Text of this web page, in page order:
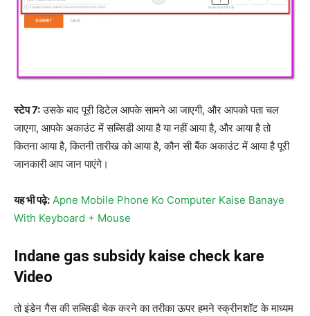
स्टेप 7:उसके बाद पूरी डिटेल आपके सामने आ जाएगी, और आपको पता चल
जाएगा, आपके अकाउंट में सब्सिडी आया है या नहीं आया है, और आया है तो
कितना आया है, कितनी तारीख को आया है, कौन सी बैंक अकाउंट में आया है पूरी
जानकारी आप जान पाएंगे।
यह भी पढ़े: Apne Mobile Phone Ko Computer Kaise Banaye
With Keyboard + Mouse
Indane gas subsidy kaise check kare
Video
तो इंडेन गैस की सब्सिडी चेक करने का तरीका ऊपर हमने स्क्रीनशॉट के माध्यम